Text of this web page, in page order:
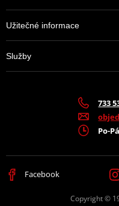
Užitečné informace
Služby
733
Po-
Facebook
Copyright ©